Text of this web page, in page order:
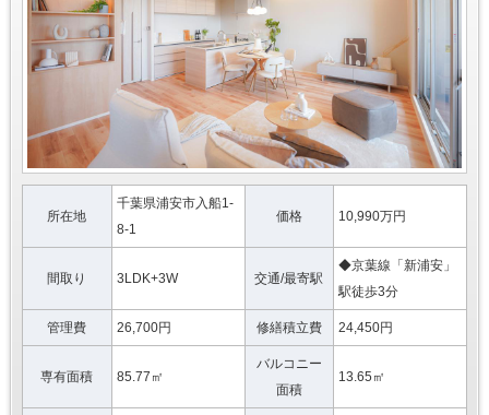
所在地
千葉県浦安市入船1-
8-1
価格 10,990万円
間取り 3LDK+3W 交通/最寄駅
◆京葉線「新浦安」
駅徒歩3分
管理費 26,700円 修繕積立費 24,450円
専有面積 85.77㎡
バルコニー
面積
13.65㎡